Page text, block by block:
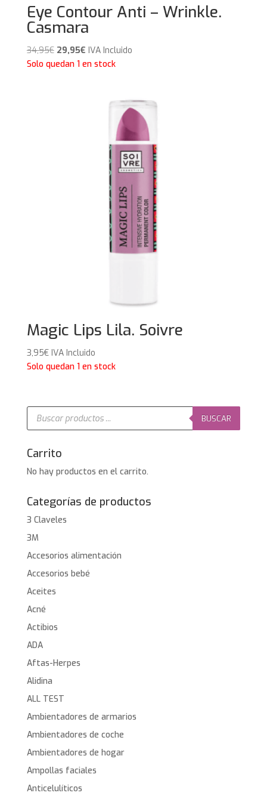
Eye Contour Anti – Wrinkle.
Casmara
34,95€ El
precio
29,95€El
precio
29,95€.
IVA Incluido
Solo quedan 1 en stock
Magic Lips Lila. Soivre
3,95€ IVA Incluido
Solo quedan 1 en stock
Búsqueda
productos
BUSCAR
Carrito
No hay productos en el carrito.
Categorías de productos
3 Claveles
3M
Accesorios alimentación
Accesorios bebé
Aceites
Acné
Actibios
ADA
Aftas-Herpes
Alidina
ALL TEST
Ambientadores de armarios
Ambientadores de coche
Ambientadores de hogar
Ampollas faciales
Anticelulíticos